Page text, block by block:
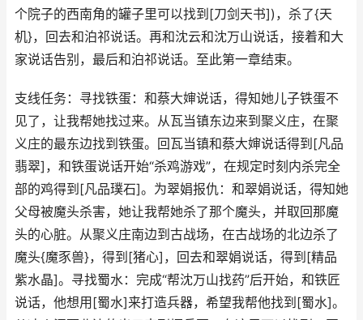
个院子的西南角的罐子里可以找到[刀剑天书])，杀了{天
机}，回去和泊祁说话。再和沈云和沈万山说话，接着和大
家说话告别，最后和泊祁说话。至此第一章结束。
支线任务：寻找铁蛋：和蔡大婶说话，得知她儿子铁蛋不
见了，让我帮她找过来。从瓦当镇东边来到聚义庄，在聚
义庄的最东边找到铁蛋。回瓦当镇和蔡大婶说话得到[凡品
翡翠]，和铁蛋说话开始“杀鸡游戏”，在规定时刻内杀完全
部的鸡得到[凡品璞石]。为翠娟报仇：和翠娟说话，得知她
父母被魔头杀害，她让我帮她杀了那个魔头，并取回那魔
头的心脏。从聚义庄南边到古战场，在古战场的北边杀了
魔头{魔豕兽}，得到[猪心]，回去和翠娟说话，得到[精品
紫水晶]。寻找蜀水：完成“帮沈万山找药”后开始，和铁匠
说话，他想用[蜀水]来打造兵器，希望我帮他找到[蜀水]。